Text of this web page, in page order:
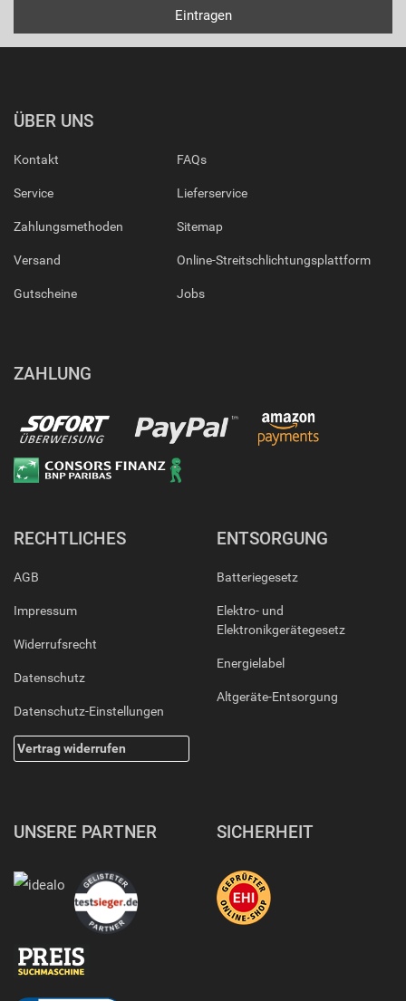
ÜBER UNS
Kontakt
Service
Zahlungsmethoden
Versand
Gutscheine
FAQs
Lieferservice
Sitemap
Online-Streitschlichtungsplattform
Jobs
ZAHLUNG
RECHTLICHES
AGB
Impressum
Widerrufsrecht
Datenschutz
Datenschutz-Einstellungen
Vertrag widerrufen
ENTSORGUNG
Batteriegesetz
Elektro- und
Elektronikgerätegesetz
Energielabel
Altgeräte-Entsorgung
UNSERE PARTNER SICHERHEIT